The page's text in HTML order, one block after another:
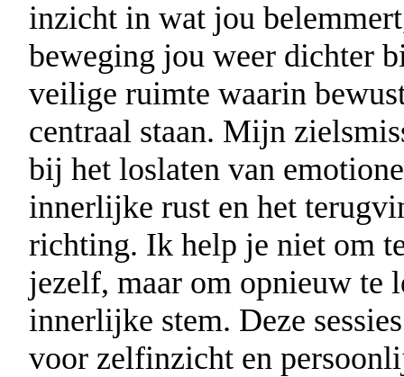
inzicht in wat jou
beweging jou weer dichter
veilige ruimte waarin
centraal staan. Mijn
bij het loslaten van
innerlijke rust en het
richting. Ik help je niet om
jezelf, maar om opnieuw te
innerlijke stem. Deze
voor zelfinzicht en